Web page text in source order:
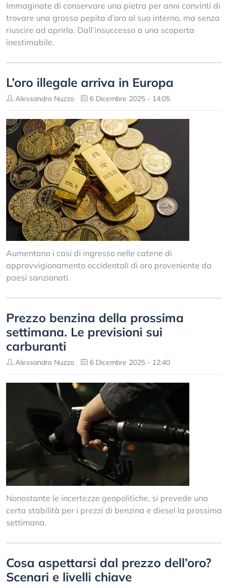
Immaginate di conservare una pietra per anni convinti di
trovare una grossa pepita d’oro al suo interno, ma senza
riuscire ad aprirla. Dall’insuccesso a una scoperta
inestimabile.
L’oro illegale arriva in Europa
Alessandro Nuzzo 6 Dicembre 2025 - 14:05
Aumentano i casi di ingresso nelle catene di
approvvigionamento occidentali di oro proveniente da
paesi sanzionati.
Prezzo benzina della prossima
settimana. Le previsioni sui
carburanti
Alessandro Nuzzo 6 Dicembre 2025 - 12:40
Nonostante le incertezze geopolitiche, si prevede una
certa stabilità per i prezzi di benzina e diesel la prossima
settimana.
Cosa aspettarsi dal prezzo dell’oro?
Scenari e livelli chiave